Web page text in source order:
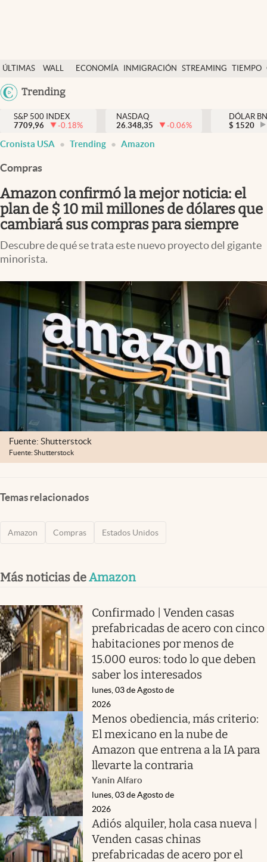
ÚLTIMAS
NOTICIAS
WALL
DÓLAR
ECONOMÍA INMIGRACIÓN STREAMING TIEMPO
México
Trending
Finanzas y economía
Wall Street y dólar
Inmigración
Espiritual
Streaming
PC y mobile
USA
S&P 500 INDEX
7709,96
-0.18%
NASDAQ
26.348,35
-0.06%
DÓLAR
$ 1520
Cronista USA Trending Amazon
Compras
Amazon confirmó la mejor noticia: el
plan de $ 10 mil millones de dólares que
cambiará sus compras para siempre
Descubre de qué se trata este nuevo proyecto del gigante
minorista.
Fuente: Shutterstock
Fuente: Shutterstock
Temas relacionados
Amazon Compras Estados Unidos
Más noticias deAmazon
Confirmado | Venden casas
prefabricadas de acero con cinco
habitaciones por menos de
15.000 euros: todo lo que deben
saber los interesados
lunes, 03 de Agosto de
2026
Menos obediencia, más criterio:
El mexicano en la nube de
Amazon que entrena a la IA para
llevarte la contraria
Yanin Alfaro
lunes, 03 de Agosto de
2026
Adiós alquiler, hola casa nueva |
Venden casas chinas
prefabricadas de acero por el